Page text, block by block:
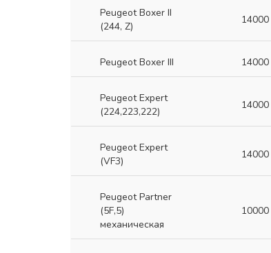
Peugeot Boxer II
(244, Z)
14000
Peugeot Boxer III 14000
Peugeot Expert
(224,223,222)
14000
Peugeot Expert
(VF3)
14000
Peugeot Partner
(5F,5)
механическая
10000